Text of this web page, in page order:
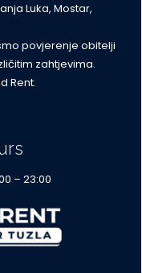
Luka, Mostar,
povjerenje obitelji
zahtjevima.
Rent.
– 23:00